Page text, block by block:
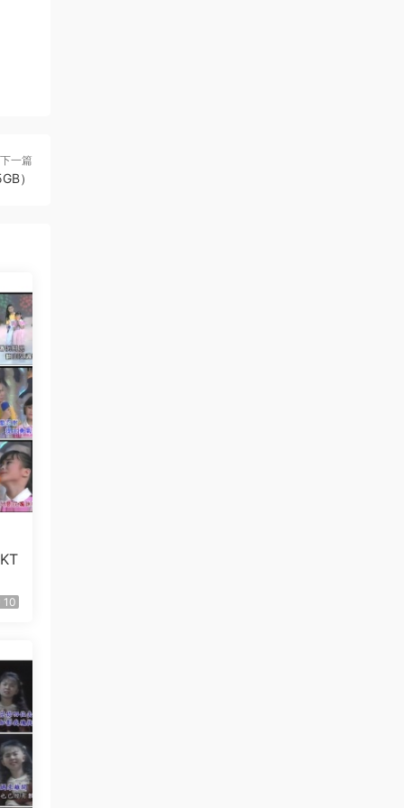
下一篇
）
10